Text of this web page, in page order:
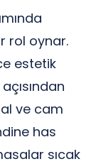
rol oynar.
estetik
açısından
ve cam
has
sıcak